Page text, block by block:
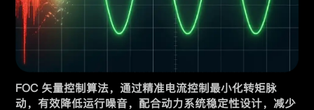
FOC 矢量控制算法，通过精准电流控制最小化转矩脉
动，有效降低运行噪音，配合动力系统稳定性设计，减少